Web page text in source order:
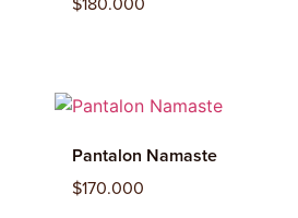
Pantalon Namaste
$170.000